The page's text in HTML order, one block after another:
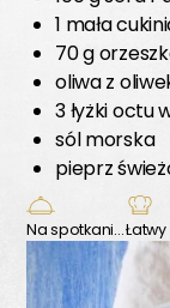
1 mała
70 g
oliwa z
3 łyżki octu
sól morska
pieprz
Na spotkanie z przyjaciółmiŁatwy